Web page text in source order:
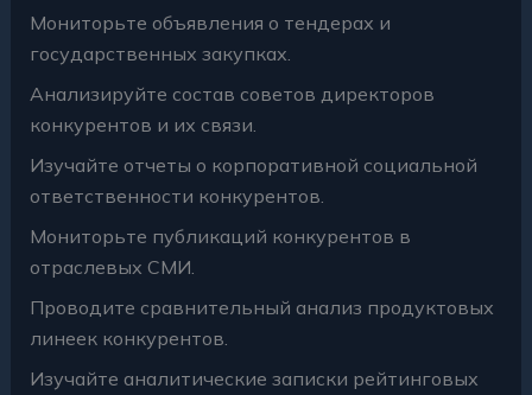
Мониторьте объявления о тендерах и
государственных закупках.
Анализируйте состав советов директоров
конкурентов и их связи.
Изучайте отчеты о корпоративной социальной
ответственности конкурентов.
Мониторьте публикаций конкурентов в
отраслевых СМИ.
Проводите сравнительный анализ продуктовых
линеек конкурентов.
Изучайте аналитические записки рейтинговых